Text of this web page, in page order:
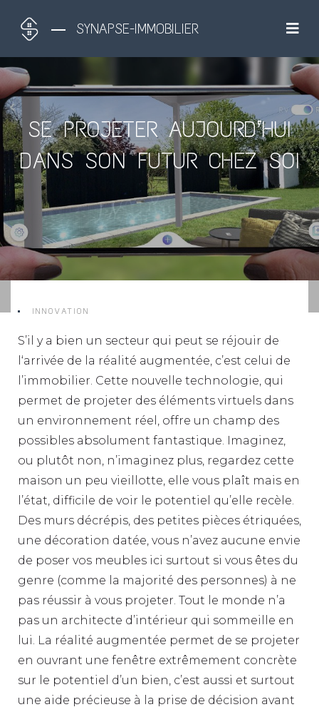
SYNAPSE-IMMOBILIER
SE PROJETER AUJOURD’HUI
DANS SON FUTUR CHEZ SOI
INNOVATION
S’il y a bien un secteur qui peut se réjouir de
l‘arrivée de la réalité augmentée, c’est celui de
l’immobilier. Cette nouvelle technologie, qui
permet de projeter des éléments virtuels dans
un environnement réel, offre un champ des
possibles absolument fantastique. Imaginez,
ou plutôt non, n’imaginez plus, regardez cette
maison un peu vieillotte, elle vous plaît mais en
l’état, difficile de voir le potentiel qu’elle recèle.
Des murs décrépis, des petites pièces étriquées,
une décoration datée, vous n’avez aucune envie
de poser vos meubles ici surtout si vous êtes du
genre (comme la majorité des personnes) à ne
pas réussir à vous projeter. Tout le monde n’a
pas un architecte d’intérieur qui sommeille en
lui. La réalité augmentée permet de se projeter
en ouvrant une fenêtre extrêmement concrète
sur le potentiel d’un bien, c’est aussi et surtout
une aide précieuse à la prise de décision avant